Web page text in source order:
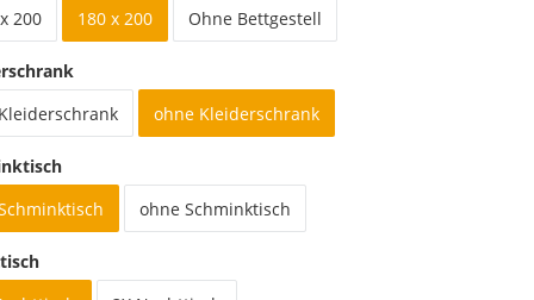
200
180 x 200 Ohne Bettgestell
ohne Kleiderschrank
ohne Schminktisch